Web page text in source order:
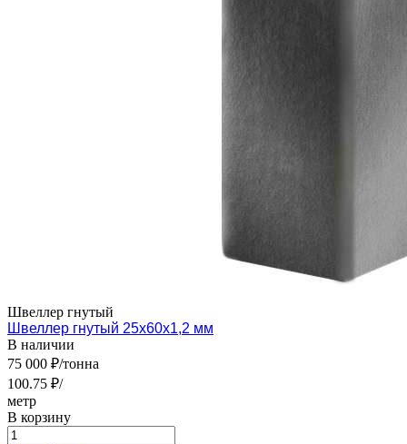
Швеллер гнутый
Швеллер гнутый 25х60х1,2 мм
В наличии
75 000 ₽/тонна
100.75 ₽/
метр
В корзину